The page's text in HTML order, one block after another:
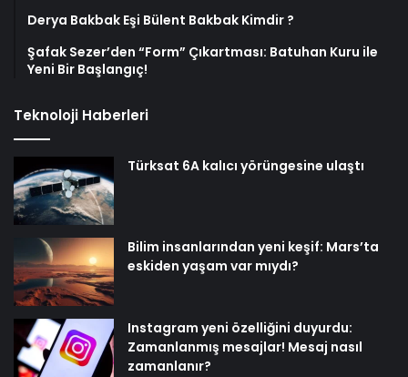
Derya Bakbak Eşi Bülent Bakbak Kimdir ?
Şafak Sezer’den “Form” Çıkartması: Batuhan Kuru ile
Yeni Bir Başlangıç!
Teknoloji Haberleri
Türksat 6A kalıcı yörüngesine ulaştı
Bilim insanlarından yeni keşif: Mars’ta
eskiden yaşam var mıydı?
Instagram yeni özelliğini duyurdu:
Zamanlanmış mesajlar! Mesaj nasıl
zamanlanır?